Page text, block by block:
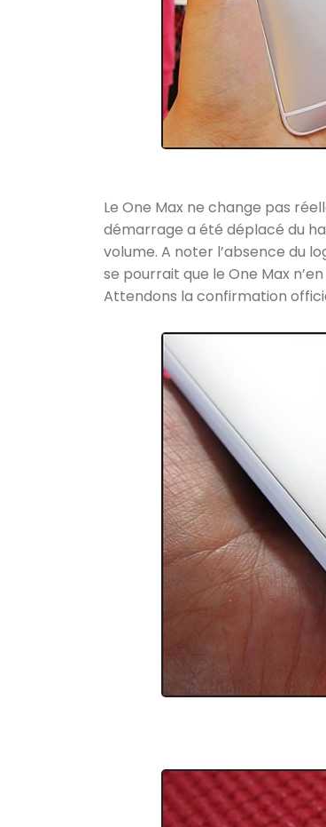
Le One Max ne change pas
démarrage a été déplacé du
volume. A noter l’absence du
se pourrait que le One Max
Attendons la confirmation